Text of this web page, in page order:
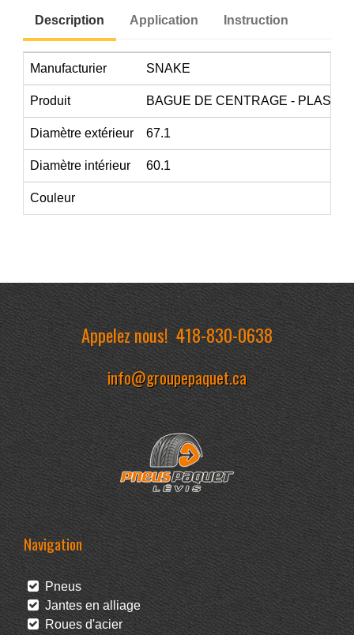
Description Application Instruction
Manufacturier SNAKE
Produit BAGUE DE CENTRAGE -
Diamètre extérieur 67.1
Diamètre intérieur 60.1
Couleur
Appelez nous!418-830-0638
info@groupepaquet.ca
Navigation
Pneus
Jantes en alliage
Roues d'acier